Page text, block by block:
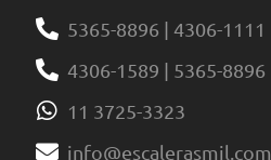
5365-8896 | 4306-1111
4306-1589 | 5365-8896
11 3725-3323
info@escalerasmil.com